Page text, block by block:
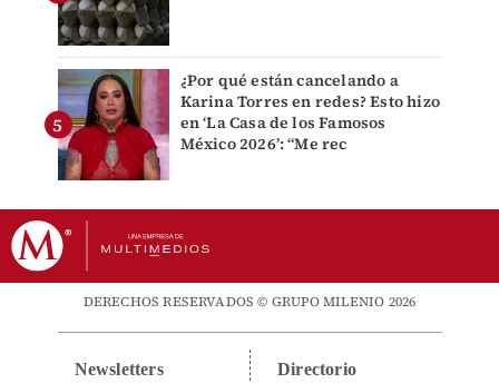
¿Por qué están cancelando a
Karina Torres en redes? Esto hizo
en ‘La Casa de los Famosos
México 2026’: “Me rec
DERECHOS RESERVADOS © GRUPO MILENIO 2026
Newsletters Directorio